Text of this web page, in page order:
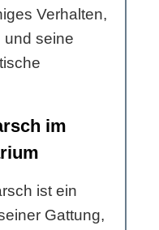
Verhalten,
und seine
im
ist ein
Gattung,